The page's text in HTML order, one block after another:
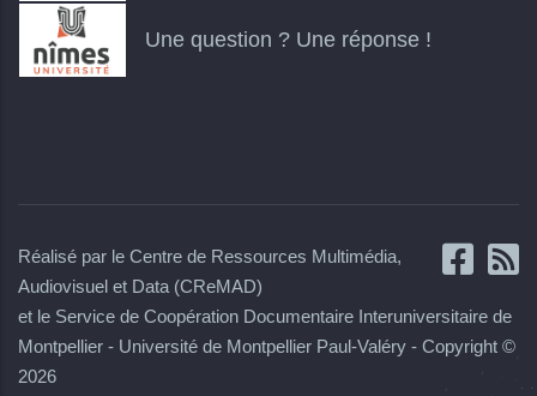
Une question ? Une réponse !
Réalisé par le Centre de Ressources Multimédia,
Audiovisuel et Data (CReMAD)
et le Service de Coopération Documentaire Interuniversitaire de
Montpellier - Université de Montpellier Paul-Valéry - Copyright ©
2026